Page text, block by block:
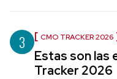
3 CMO TRACKER 2026
Estas son las
Tracker 2026